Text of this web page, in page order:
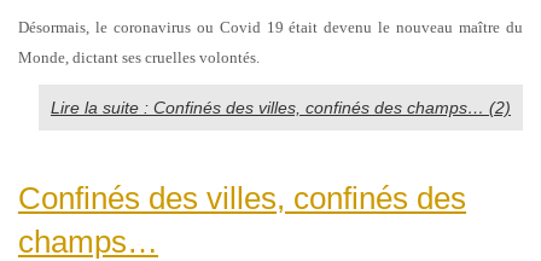
Désormais, le coronavirus ou Covid 19 était devenu le nouveau maître du
Monde, dictant ses cruelles volontés.
Lire la suite : Confinés des villes, confinés des champs… (2)
Confinés des villes, confinés des
champs…